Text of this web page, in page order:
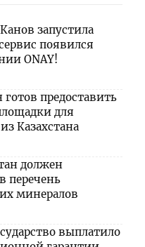
запустила
появился
ONAY!
готов предоставить
для
Казахстана
должен
перечень
минералов
выплатило